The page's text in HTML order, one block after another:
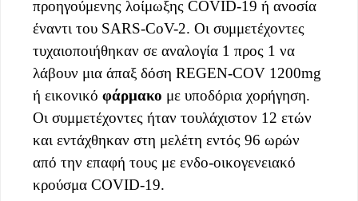
προηγούμενης λοίμωξης COVID-19 ή ανοσία
έναντι του SARS-CoV-2. Οι συμμετέχοντες
τυχαιοποιήθηκαν σε αναλογία 1 προς 1 να
λάβουν μια άπαξ δόση REGEN-COV 1200mg
ή εικονικό φάρμακο με υποδόρια χορήγηση.
Οι συμμετέχοντες ήταν τουλάχιστον 12 ετών
και εντάχθηκαν στη μελέτη εντός 96 ωρών
από την επαφή τους με ενδο-οικογενειακό
κρούσμα COVID-19.